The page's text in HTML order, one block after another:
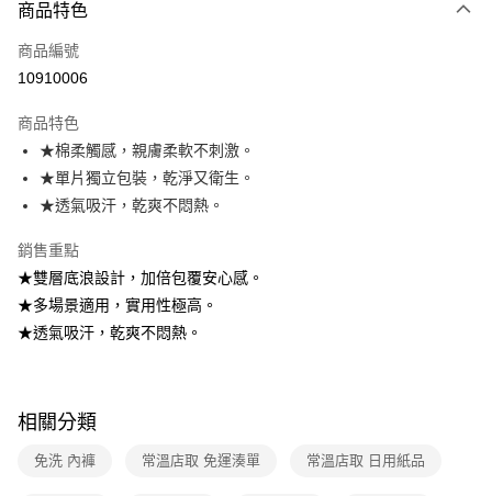
全家線上支付
超商取貨付款
運送方式
全家取貨付款
免運費
免運費
商品特色
商品編號
10910006
商品特色
★棉柔觸感，親膚柔軟不刺激。
★單片獨立包裝，乾淨又衛生。
★透氣吸汗，乾爽不悶熱。
銷售重點
★雙層底浪設計，加倍包覆安心感。
★多場景適用，實用性極高。
★透氣吸汗，乾爽不悶熱。
相關分類
免洗 內褲 常溫店取 免運湊單 常溫店取 日用紙品